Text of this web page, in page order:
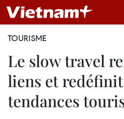
TOURISME
Le slow travel
liens et
tendances